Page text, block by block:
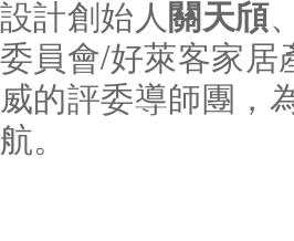
設計創始人關天頎
委員會/好萊客家居
威的評委導師團，
航。